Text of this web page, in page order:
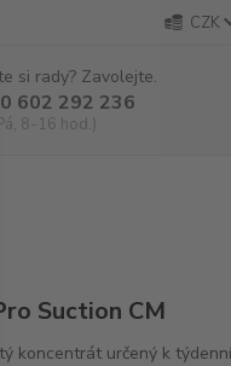
CZK
si rady? Zavolejte.
602 292 236
8-16 hod.)
Suction CM
koncentrát určený k